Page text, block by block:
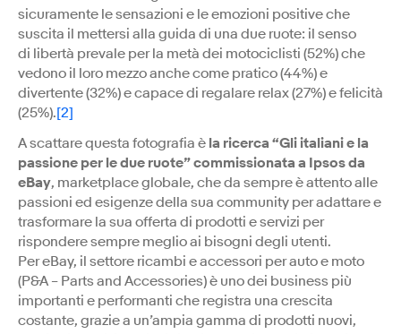
sicuramente le sensazioni e le emozioni positive che
suscita il mettersi alla guida di una due ruote: il senso
di libertà prevale per la metà dei motociclisti (52%) che
vedono il loro mezzo anche come pratico (44%) e
divertente (32%) e capace di regalare relax (27%) e felicità
(25%).[2]
A scattare questa fotografia è la ricerca “Gli italiani e la
passione per le due ruote” commissionata a Ipsos da
eBay, marketplace globale, che da sempre è attento alle
passioni ed esigenze della sua community per adattare e
trasformare la sua offerta di prodotti e servizi per
rispondere sempre meglio ai bisogni degli utenti.
Per eBay, il settore ricambi e accessori per auto e moto
(P&A – Parts and Accessories) è uno dei business più
importanti e performanti che registra una crescita
costante, grazie a un’ampia gamma di prodotti nuovi,